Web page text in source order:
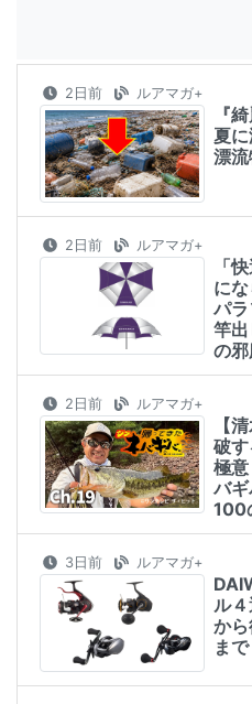
2日前 ルアマガ+
『
夏
漂流
2日前 ルアマガ+
「
に
パ
竿
の邪
2日前 ルアマガ+
【
破
極
バ
100
3日前 ルアマガ+
ル
か
まで